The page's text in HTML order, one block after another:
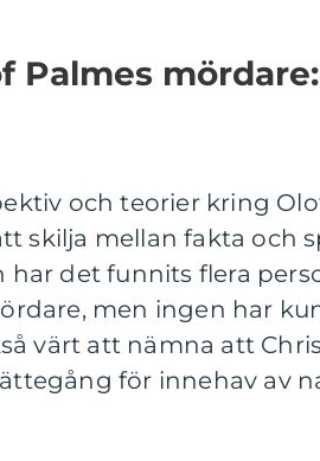
Palmes mördare:
och teorier kring
skilja mellan fakta och
har det funnits flera
men ingen har
värt att nämna att
för innehav av